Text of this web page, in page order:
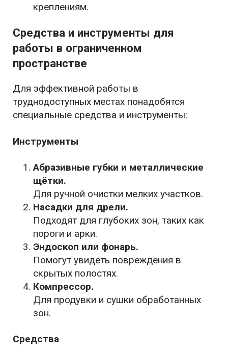
креплениям.
Средства и инструменты для
работы в ограниченном
пространстве
Для эффективной работы в
труднодоступных местах понадобятся
специальные средства и инструменты:
Инструменты
Абразивные губки и металлические
щётки.
Для ручной очистки мелких участков.
Насадки для дрели.
Подходят для глубоких зон, таких как
пороги и арки.
Эндоскоп или фонарь.
Помогут увидеть повреждения в
скрытых полостях.
Компрессор.
Для продувки и сушки обработанных
зон.
Средства